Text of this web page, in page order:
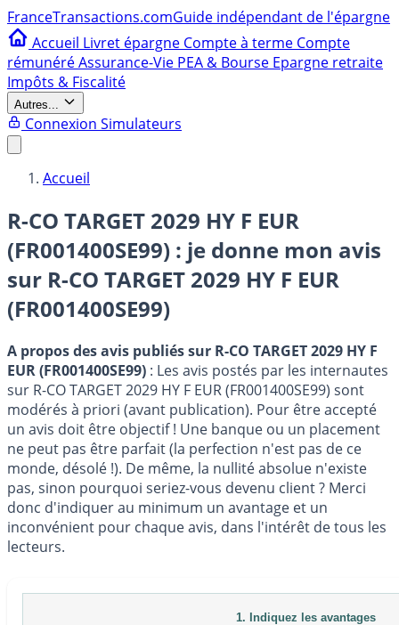
FranceTransactions.comGuide indépendant de l'épargne
Accueil Livret épargne Compte à terme Compte
rémunéréAssurance-Vie PEA & Bourse Epargne retraite
Impôts & Fiscalité
Autres...
Connexion Simulateurs
Accueil
R-CO TARGET 2029 HY F EUR
(FR001400SE99) : je donne mon avis
sur R-CO TARGET 2029 HY F EUR
(FR001400SE99)
A propos des avis publiés sur R-CO TARGET 2029 HY F
EUR (FR001400SE99) : Les avis postés par les internautes
sur R-CO TARGET 2029 HY F EUR (FR001400SE99) sont
modérés à priori (avant publication). Pour être accepté
un avis doit être objectif ! Une banque ou un placement
ne peut pas être parfait (la perfection n'est pas de ce
monde, désolé !). De même, la nullité absolue n'existe
pas, sinon pourquoi seriez-vous devenu client ? Merci
donc d'indiquer au minimum un avantage et un
inconvénient pour chaque avis, dans l'intérêt de tous les
lecteurs.
1. Indiquez les avantages